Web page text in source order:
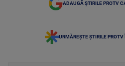
ADAUGĂ ȘTIRILE PROTV
URMĂREȘTE ȘTIRILE